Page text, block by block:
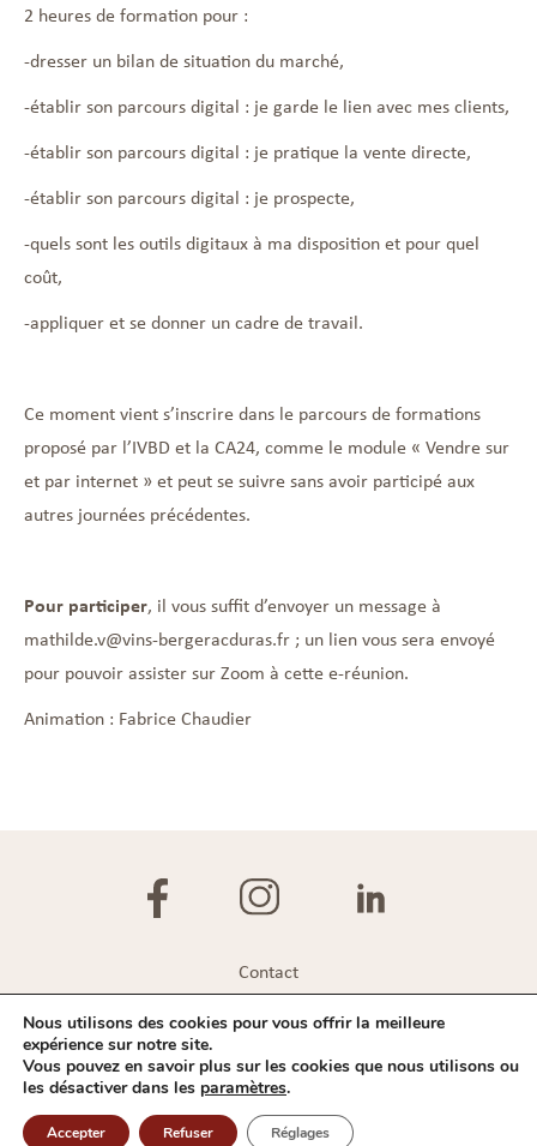
2 heures de formation pour :
-dresser un bilan de situation du marché,
-établir son parcours digital : je garde le lien avec mes clients,
-établir son parcours digital : je pratique la vente directe,
-établir son parcours digital : je prospecte,
-quels sont les outils digitaux à ma disposition et pour quel
coût,
-appliquer et se donner un cadre de travail.
Ce moment vient s’inscrire dans le parcours de formations
proposé par l’IVBD et la CA24, comme le module « Vendre sur
et par internet » et peut se suivre sans avoir participé aux
autres journées précédentes.
Pour participer, il vous suffit d’envoyer un message à
mathilde.v@vins-bergeracduras.fr ; un lien vous sera envoyé
pour pouvoir assister sur Zoom à cette e-réunion.
Animation : Fabrice Chaudier
Contact
Mentions légales
Politique de confidentialité
IVBD © 2026
Nous utilisons des cookies pour vous offrir la meilleure
expérience sur notre site.
Vous pouvez en savoir plus sur les cookies que nous utilisons ou
les désactiver dans les paramètres.
Accepter Refuser Réglages